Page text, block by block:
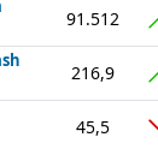
91.512
216,9
45,5